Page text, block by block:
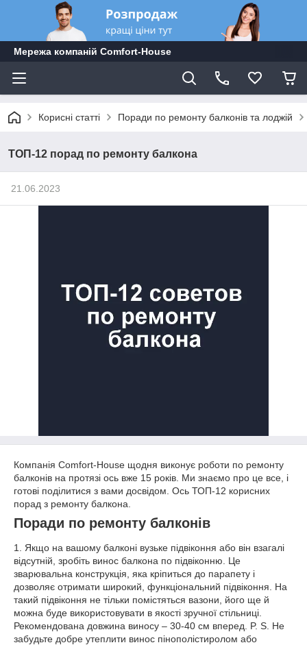
Мережа компаній Comfort-Hоuse
Корисні статті Поради по ремонту балконів та лоджій
ТОП-12 порад по ремонту балкона
21.06.2023
Компанія Comfort-Hоuse щодня виконує роботи по ремонту
балконів на протязі ось вже 15 років. Ми знаємо про це все, і
готові поділитися з вами досвідом. Ось ТОП-12 корисних
порад з ремонту балкона.
Поради по ремонту балконів
1. Якщо на вашому балконі вузьке підвіконня або він взагалі
відсутній, зробіть винос балкона по підвіконню. Це
зварювальна конструкція, яка кріпиться до парапету і
дозволяє отримати широкий, функціональний підвіконня. На
такий підвіконня не тільки помістяться вазони, його ще й
можна буде використовувати в якості зручної стільниці.
Рекомендована довжина виносу – 30-40 см вперед. P. S. Не
забудьте добре утеплити винос пінополістиролом або